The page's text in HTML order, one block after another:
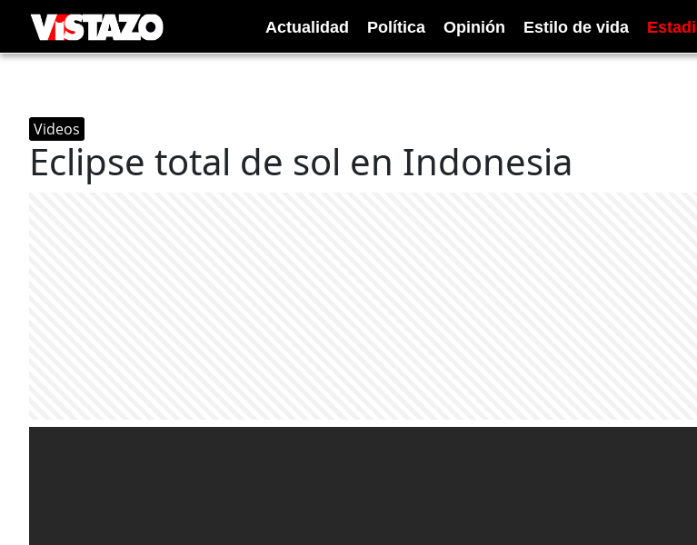
Actualidad Política Opinión Estilo de vida
Videos
Eclipse total de sol en Indonesia